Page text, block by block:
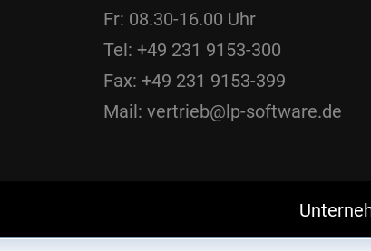
Fr: 08.30-16.00 Uhr
Tel: +49 231 9153-300
Fax: +49 231 9153-399
Mail: vertrieb@lp-software.de